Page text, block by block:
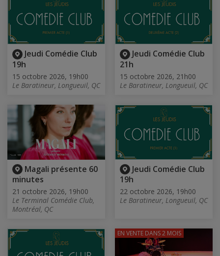
Jeudi Comédie Club
19h
15 octobre 2026, 19h00
Le Baratineur, Longueuil, QC
Jeudi Comédie Club
21h
15 octobre 2026, 21h00
Le Baratineur, Longueuil, QC
Magali présente 60
minutes
21 octobre 2026, 19h00
Le Terminal Comédie Club,
Montréal, QC
Jeudi Comédie Club
19h
22 octobre 2026, 19h00
Le Baratineur, Longueuil, QC
EN VENTE DANS 2 MOIS